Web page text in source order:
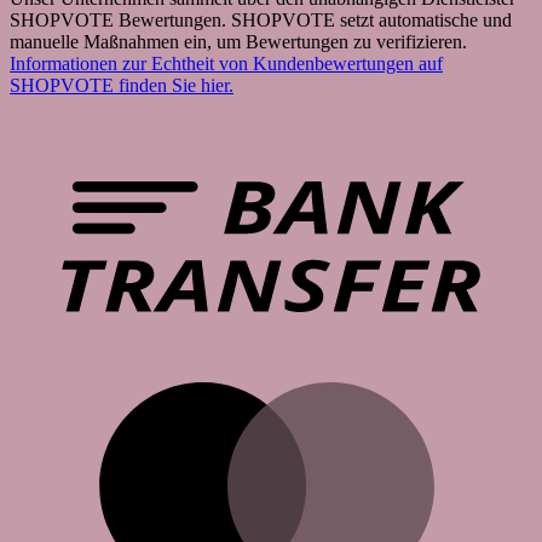
SHOPVOTE Bewertungen. SHOPVOTE setzt automatische und
manuelle Maßnahmen ein, um Bewertungen zu verifizieren.
Informationen zur Echtheit von Kundenbewertungen auf
SHOPVOTE finden Sie hier.